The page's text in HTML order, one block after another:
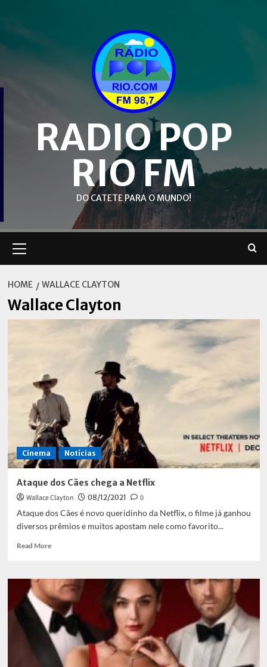
content
RADIO POP
RIO FM
DO CATETE PARA O MUNDO!
Menu
HOME WALLACE CLAYTON
Wallace Clayton
Cinema Notícias
Ataque dos Cães chega a Netflix
Wallace Clayton 08/12/2021
0
Ataque dos Cães é novo queridinho da Netflix, o filme já ganhou
diversos prêmios e muitos apostam nele como favorito...
Read MoreRead
Ataque
dos
Cães
chega
a
Netflix